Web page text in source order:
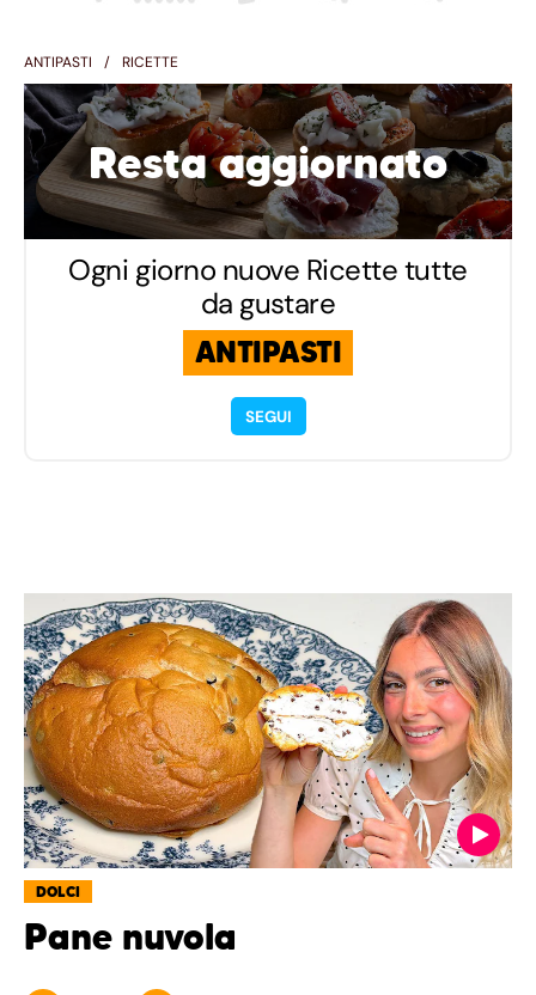
ANTIPASTI RICETTE
Resta aggiornato
Ogni giorno nuove Ricette tutte
da gustare
ANTIPASTI
SEGUI
DOLCI
Pane nuvola